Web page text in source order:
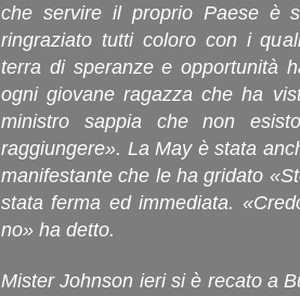
che servire il proprio Paese è
ringraziato tutti coloro con i
terra di speranze e opportunità
ogni giovane ragazza che ha
ministro sappia che non
raggiungere». La May è stata
manifestante che le ha gridato
stata ferma ed immediata.
no» ha detto.
Mister Johnson ieri si è recato a